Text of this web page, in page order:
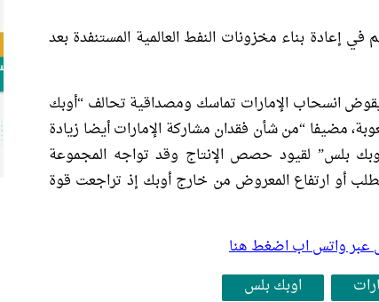
في إعادة بناء مخزونات النفط العالمية المستنفدة بعد
انسحاب الإمارات تماسك ومصداقية تحالف “أوبك
مضيفا “من شأن فقدان مشاركة الإمارات أيضا زيادة
بلس” لقيود حصص الإنتاج وقد تواجه المجموعة
أو ​ارتفاع المعروض من خارج أوبك إذ تراجعت قوة
عبر واتس اب اضغط هنا
اوبك بلس